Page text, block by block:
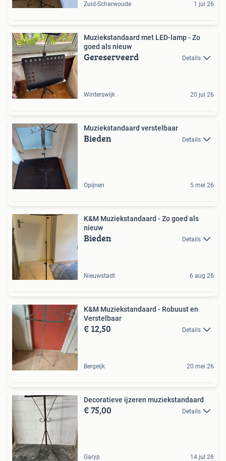
Zuid-Scharwoude 1 jul 26
Muziekstandaard met LED-lamp - Zo
goed als nieuw
Gereserveerd Details
Winterswijk 20 jul 26
Muziekstandaard verstelbaar
Bieden Details
Opijnen 5 mei 26
K&M Muziekstandaard - Zo goed als
nieuw
Bieden Details
Nieuwstadt 6 aug 26
K&M Muziekstandaard - Robuust en
Verstelbaar
€ 12,50 Details
Bergeijk 20 mei 26
Decoratieve ijzeren muziekstandaard
€ 75,00 Details
Garyp 14 jul 26